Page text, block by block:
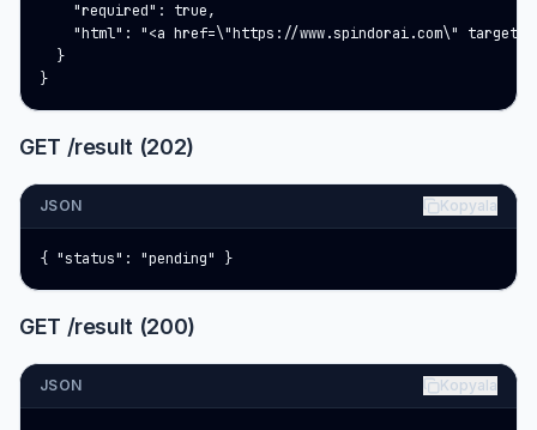
    "required": true,
"html": "<a href=\"https://www.spindorai.com\"
  }
}
GET /result (202)
JSON Kopyala
{ "status": "pending" }
GET /result (200)
JSON Kopyala